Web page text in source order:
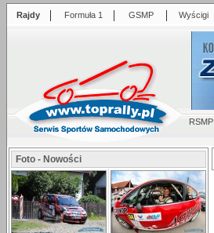
Rajdy | Formuła 1 | GSMP | Wyścigi
RSMP
Foto - Nowości